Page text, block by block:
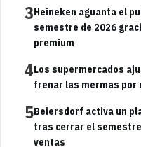
3Heineken aguanta el
semestre de 2026
premium
4Los supermercados
frenar las mermas por
5Beiersdorf activa un
tras cerrar el semestre
ventas